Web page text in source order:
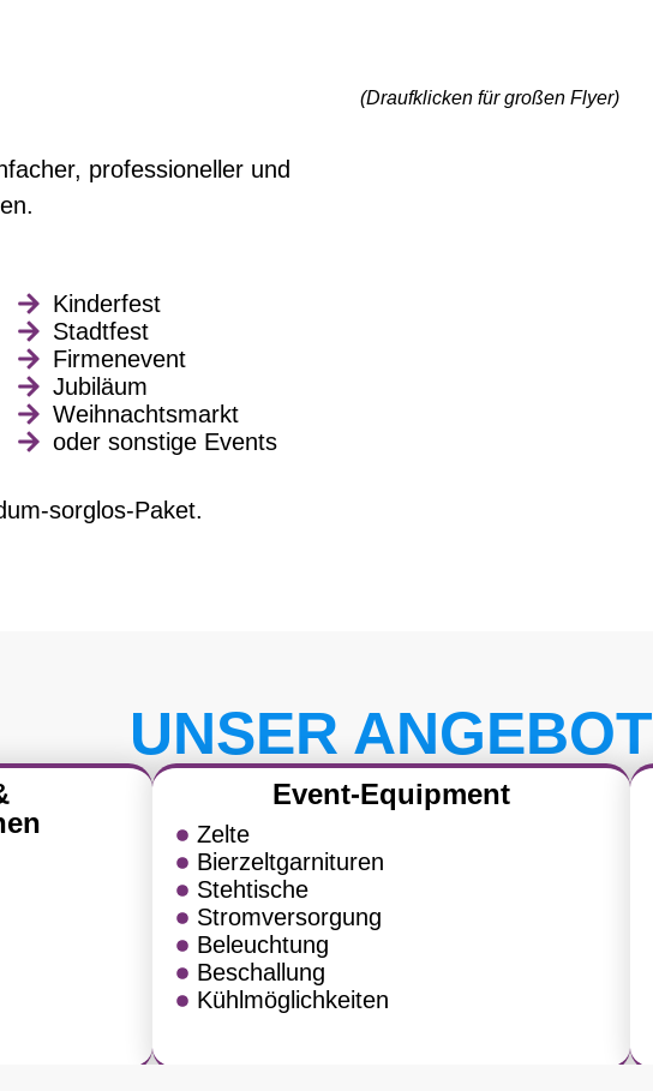
professioneller und
Kinderfest
Stadtfest
Firmenevent
Jubiläum
Weihnachtsmarkt
oder sonstige Events
sorglos-Paket.
(Draufklicken für großen Flyer)
UNSER ANGEBOT
Event-Equipment
Zelte
Bierzeltgarnituren
Stehtische
Stromversorgung
Beleuchtung
Beschallung
Kühlmöglichkeiten